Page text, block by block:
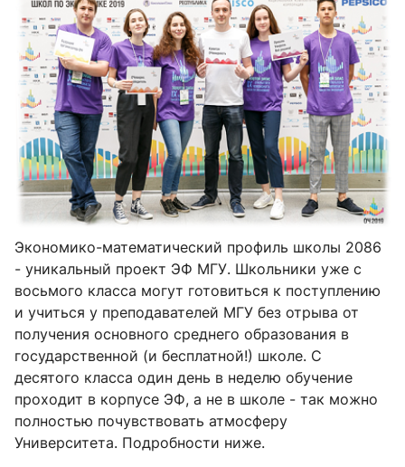
Экономико-математический профиль школы 2086
- уникальный проект ЭФ МГУ. Школьники уже с
восьмого класса могут готовиться к поступлению
и учиться у преподавателей МГУ без отрыва от
получения основного среднего образования в
государственной (и бесплатной!) школе. С
десятого класса один день в неделю обучение
проходит в корпусе ЭФ, а не в школе - так можно
полностью почувствовать атмосферу
Университета. Подробности ниже.